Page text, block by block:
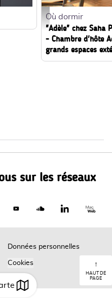
92473 - La chambre
Où dormir
"Adèle" chez Saha
- Chambre d'hôte
grands espaces
sur les réseaux
Données personnelles
Cookies ↑
HAUT DE
PAGE